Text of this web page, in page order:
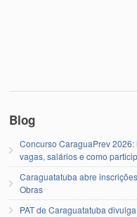
Blog
Concurso CaraguaPrev
vagas, salários e como
Caraguatatuba abre
Obras
PAT de Caraguatatuba